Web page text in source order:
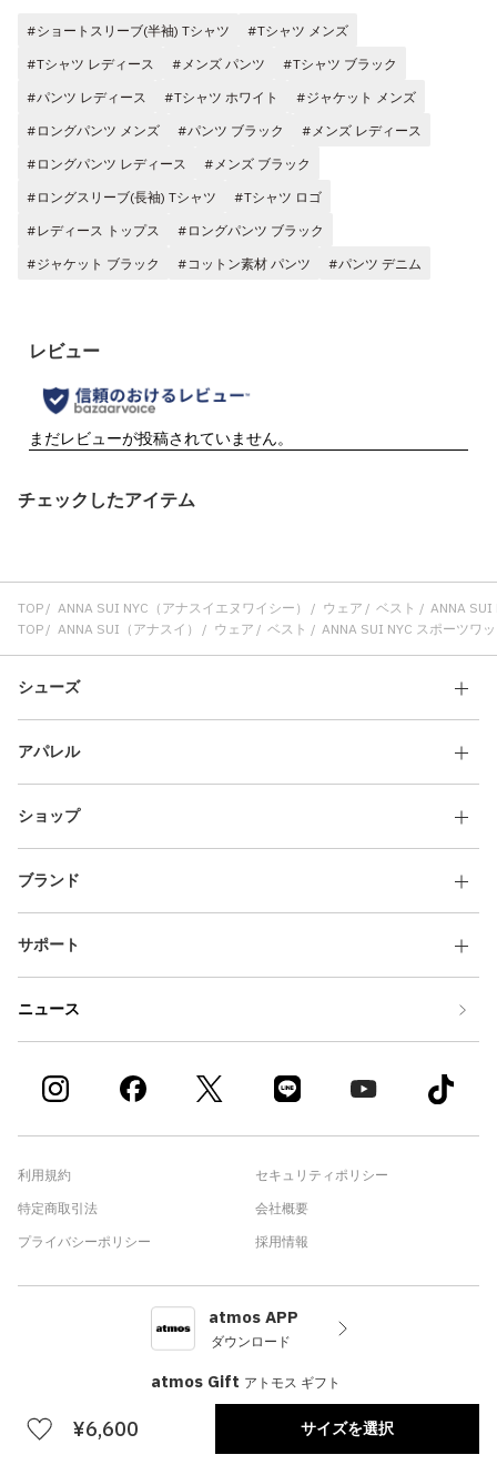
¥6,600 サイズを選択
#ショートスリーブ(半袖) Tシャツ
#Tシャツ メンズ
#Tシャツ レディース
#メンズ パンツ
#Tシャツ ブラック
#パンツ レディース
#Tシャツ ホワイト
#ジャケット メンズ
#ロングパンツ メンズ
#パンツ ブラック
#メンズ レディース
#ロングパンツ レディース
#メンズ ブラック
#ロングスリーブ(長袖) Tシャツ
#Tシャツ ロゴ
#レディース トップス
#ロングパンツ ブラック
#ジャケット ブラック
#コットン素材 パンツ #パンツ デニム
チェックしたアイテム
TOP ANNA SUI NYC（アナスイエヌワイシー） ウェア ベスト
ANNA SUI
TOP
ANNA SUI（アナスイ） ウェア ベスト ANNA SUI NYC スポーツワ
シューズ
アパレル
ショップ
ブランド
サポート
ニュース
利用規約
特定商取引法
プライバシーポリシー
セキュリティポリシー
会社概要
採用情報
atmos APP
ダウンロード
atmos Gift アトモス ギフト